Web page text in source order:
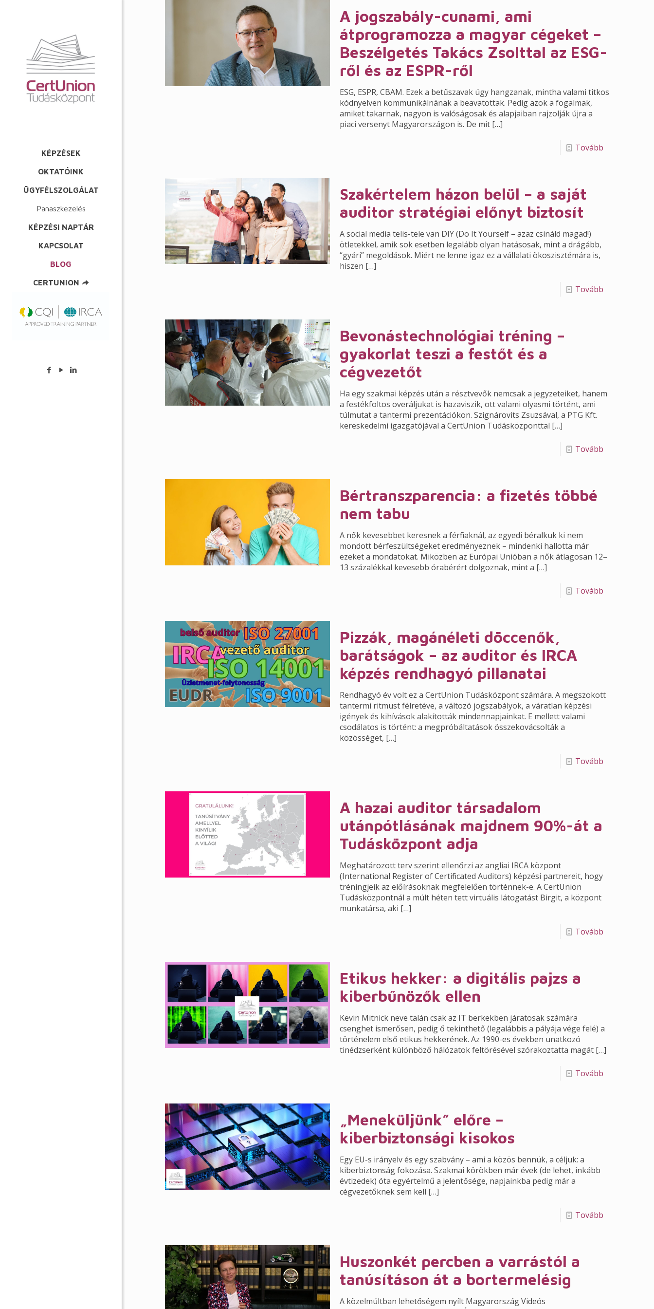
KÉPZÉSEK
OKTATÓINK
ÜGYFÉLSZOLGÁLAT
Panaszkezelés
KÉPZÉSI NAPTÁR
KAPCSOLAT
BLOG
CERTUNION
A jogszabály-cunami, ami
átprogramozza a magyar cégeket –
Beszélgetés Takács Zsolttal az ESG-
ről és az ESPR-ről
ESG, ESPR, CBAM. Ezek a betűszavak úgy hangzanak, mintha valami titkos
kódnyelven kommunikálnának a beavatottak. Pedig azok a fogalmak,
amiket takarnak, nagyon is valóságosak és alapjaiban rajzolják újra a
piaci versenyt Magyarországon is. De mit[…]
Tovább
Szakértelem házon belül – a saját
auditor stratégiai előnyt biztosít
A social media telis-tele van DIY (Do It Yourself – azaz csináld magad!)
ötletekkel, amik sok esetben legalább olyan hatásosak, mint a drágább,
“gyári” megoldások. Miért ne lenne igaz ez a vállalati ökoszisztémára is,
hiszen […]
Tovább
Bevonástechnológiai tréning –
gyakorlat teszi a festőt és a
cégvezetőt
Ha egy szakmai képzés után a résztvevők nemcsak a jegyzeteiket, hanem
a festékfoltos overáljukat is hazaviszik, ott valami olyasmi történt, ami
túlmutat a tantermi prezentációkon. Szignárovits Zsuzsával, a PTG Kft.
kereskedelmi igazgatójával a CertUnion Tudásközponttal […]
Tovább
Bértranszparencia: a fizetés többé
nem tabu
A nők kevesebbet keresnek a férfiaknál, az egyedi béralkuk ki nem
mondott bérfeszültségeket eredményeznek – mindenki hallotta már
ezeket a mondatokat. Miközben az Európai Unióban a nők átlagosan 12–
13 százalékkal kevesebb órabérért dolgoznak, mint a […]
Tovább
Pizzák, magánéleti döccenők,
barátságok – az auditor és IRCA
képzés rendhagyó pillanatai
Rendhagyó év volt ez a CertUnion Tudásközpont számára. A megszokott
tantermi ritmust félretéve, a változó jogszabályok, a váratlan képzési
igények és kihívások alakították mindennapjainkat. E mellett valami
csodálatos is történt: a megpróbáltatások összekovácsolták a
közösséget, […]
Tovább
A hazai auditor társadalom
utánpótlásának majdnem 90%-át a
Tudásközpont adja
Meghatározott terv szerint ellenőrzi az angliai IRCA központ
(International Register of Certificated Auditors) képzési partnereit, hogy
tréningjeik az előírásoknak megfelelően történnek-e. A CertUnion
Tudásközpontnál a múlt héten tett virtuális látogatást Birgit, a központ
munkatársa, aki […]
Tovább
Etikus hekker: a digitális pajzs a
kiberbűnözők ellen
Kevin Mitnick neve talán csak az IT berkekben járatosak számára
csenghet ismerősen, pedig ő tekinthető (legalábbis a pályája vége felé) a
történelem első etikus hekkerének. Az 1990-es években unatkozó
tinédzserként különböző hálózatok feltörésével szórakoztatta magát[…]
Tovább
„Meneküljünk” előre –
kiberbiztonsági kisokos
Egy EU-s irányelv és egy szabvány – ami a közös bennük, a céljuk: a
kiberbiztonság fokozása. Szakmai körökben már évek (de lehet, inkább
évtizedek) óta egyértelmű a jelentősége, napjainkba pedig már a
cégvezetőknek sem kell […]
Tovább
Huszonkét percben a varrástól a
tanúsításon át a bortermelésig
A közelmúltban lehetőségem nyílt Magyarország Videós